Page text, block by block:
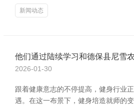
新闻动态
他们通过陆续学习和德保县尼雪
2026-01-30
跟着健康意志的不停提高，健身行业
遇。在这一布景下，健身培造就师的